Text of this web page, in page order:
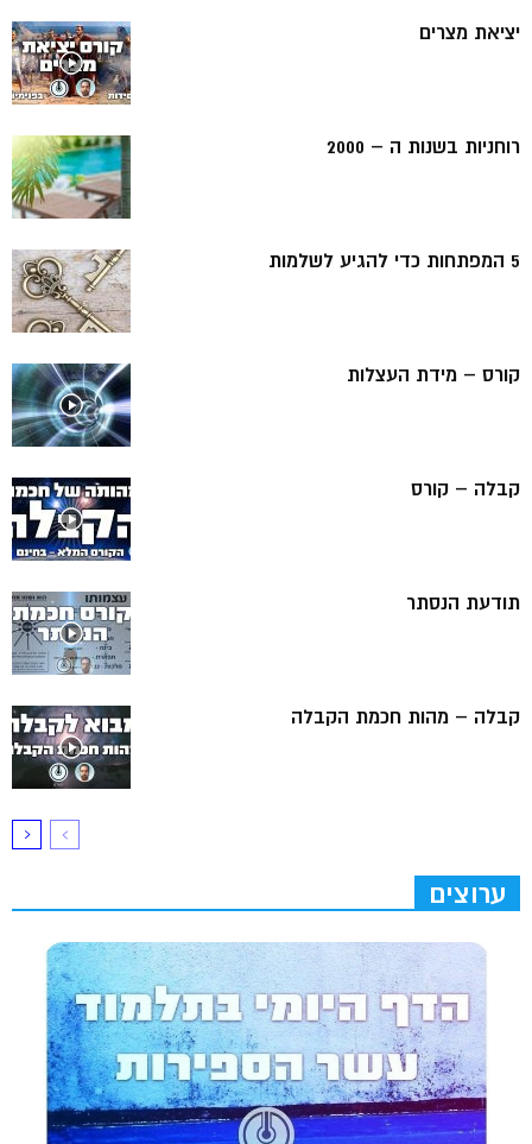
יציאת מצרים
רוחניות בשנות ה – 2000
5 המפתחות כדי להגיע לשלמות
קורס – מידת העצלות
קבלה – קורס
תודעת הנסתר
קבלה – מהות חכמת הקבלה
ערוצים